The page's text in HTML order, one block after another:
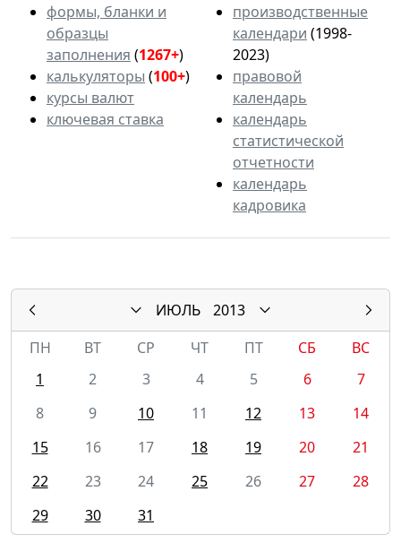
формы, бланки и
образцы
заполнения (1267+)
калькуляторы (100+)
курсы валют
ключевая ставка
производственные
календари (1998-
2023)
правовой
календарь
календарь
статистической
отчетности
календарь
кадровика
ИЮЛЬ
2013
ПН
ВТ СР ЧТ ПТ СБ
ВС
1
2 3 4 5 6
7
8
9 10 11 12 13
14
15
16 17 18 19 20
21
22
23 24 25 26 27
28
29
30 31